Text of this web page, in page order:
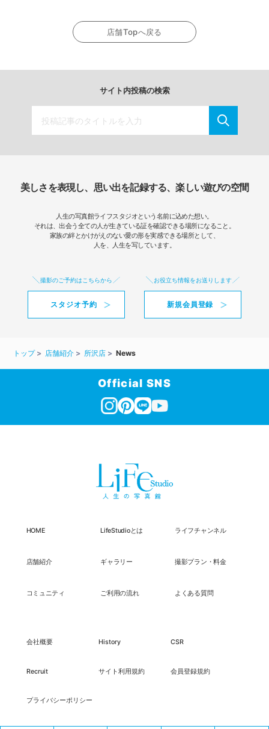
店舗Topへ戻る
サイト内投稿の検索
美しさを表現し、思い出を記録する、楽しい遊びの空間
人生の写真館ライフスタジオという名前に込めた想い。
それは、出会う全ての人が生きている証を確認できる場所になること。
家族の絆とかけがえのない愛の形を実感できる場所として、
人を、人生を写しています。
撮影のご予約はこちらから
スタジオ予約
お役立ち情報をお送りします
新規会員登録
トップ 店舗紹介 所沢店 News
Official SNS
HOME LifeStudioとは ライフチャンネル
店舗紹介 ギャラリー 撮影プラン・料金
コミュニティ ご利用の流れ よくある質問
会社概要 History CSR
Recruit サイト利用規約 会員登録規約
プライバシーポリシー